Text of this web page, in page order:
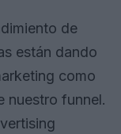
de
están dando
como
nuestro funnel.